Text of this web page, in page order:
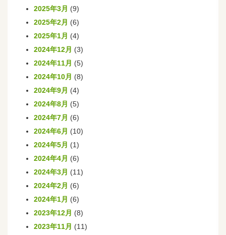
2025年3月 (9)
2025年2月 (6)
2025年1月 (4)
2024年12月 (3)
2024年11月 (5)
2024年10月 (8)
2024年9月 (4)
2024年8月 (5)
2024年7月 (6)
2024年6月 (10)
2024年5月 (1)
2024年4月 (6)
2024年3月 (11)
2024年2月 (6)
2024年1月 (6)
2023年12月 (8)
2023年11月 (11)